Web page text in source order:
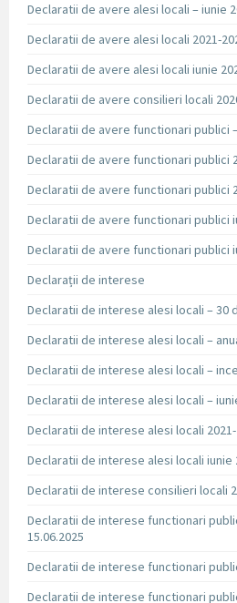
Declaratii de avere alesi locali – iunie
Declaratii de avere alesi locali 2021-
Declaratii de avere alesi locali iunie
Declaratii de avere consilieri locali
Declaratii de avere functionari publici
Declaratii de avere functionari publici
Declaratii de avere functionari publici
Declaratii de avere functionari publici
Declaratii de avere functionari publici
Declarații de interese
Declaratii de interese alesi locali – 30
Declaratii de interese alesi locali –
Declaratii de interese alesi locali –
Declaratii de interese alesi locali –
Declaratii de interese alesi locali
Declaratii de interese alesi locali iunie
Declaratii de interese consilieri locali
Declaratii de interese functionari
15.06.2025
Declaratii de interese functionari
Declaratii de interese functionari